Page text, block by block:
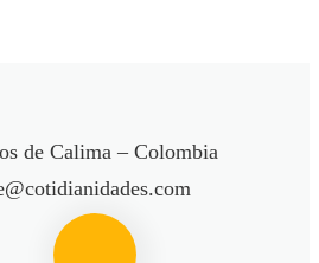
de Calima – Colombia